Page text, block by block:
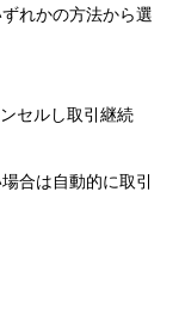
れかの方法から選
セルし取引継続
合は自動的に取引